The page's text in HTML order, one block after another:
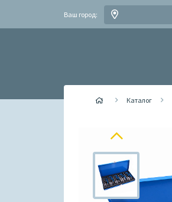
Ваш город:
Каталог
Previous